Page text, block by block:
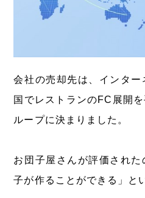
会社の売却先は、インタ
国でレストランのFC展開
ループに決まりました。
お団子屋さんが評価され
子が作ることができる」と